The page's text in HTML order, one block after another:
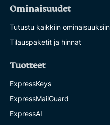
Ominaisuudet
Tutustu kaikkiin ominaisuuksiin
Tilauspaketit ja hinnat
Tuotteet
ExpressKeys
ExpressMailGuard
ExpressAI